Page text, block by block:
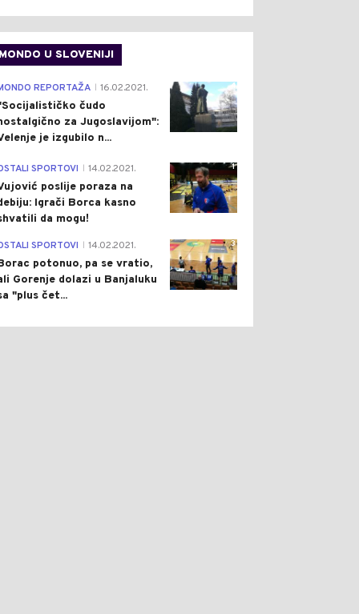
MONDO U SLOVENIJI
4
REPORTAŽA 16.02.2021.
čudo
za Jugoslavijom":
je izgubilo n...
1
SPORTOVI 14.02.2021.
poslije poraza na
Igrači Borca kasno
da mogu!
3
SPORTOVI 14.02.2021.
potonuo, pa se vratio,
Gorenje dolazi u Banjaluku
"plus čet...